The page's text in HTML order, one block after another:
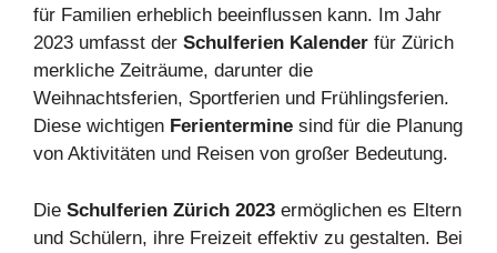
für Familien erheblich beeinflussen kann. Im Jahr
2023 umfasst der Schulferien Kalender für Zürich
merkliche Zeiträume, darunter die
Weihnachtsferien, Sportferien und Frühlingsferien.
Diese wichtigen Ferientermine sind für die Planung
von Aktivitäten und Reisen von großer Bedeutung.
Die Schulferien Zürich 2023 ermöglichen es Eltern
und Schülern, ihre Freizeit effektiv zu gestalten. Bei